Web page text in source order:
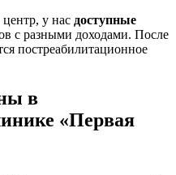
у нас доступные
с разными доходами. После
постреабилитационное
в
«Первая